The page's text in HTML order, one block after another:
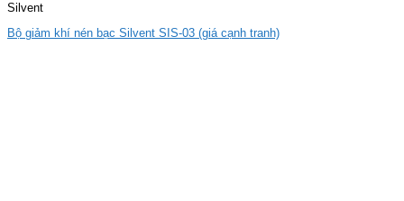
Silvent
Bộ giảm khí nén bạc Silvent SIS-03 (giá cạnh tranh)